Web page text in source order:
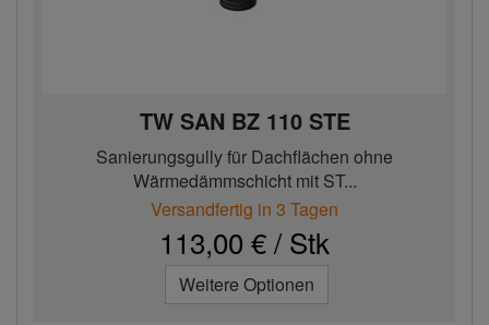
TW SAN BZ 110 STE
Sanierungsgully für Dachflächen ohne
Wärmedämmschicht mit ST...
Versandfertig in 3 Tagen
113,00 € / Stk
Weitere Optionen